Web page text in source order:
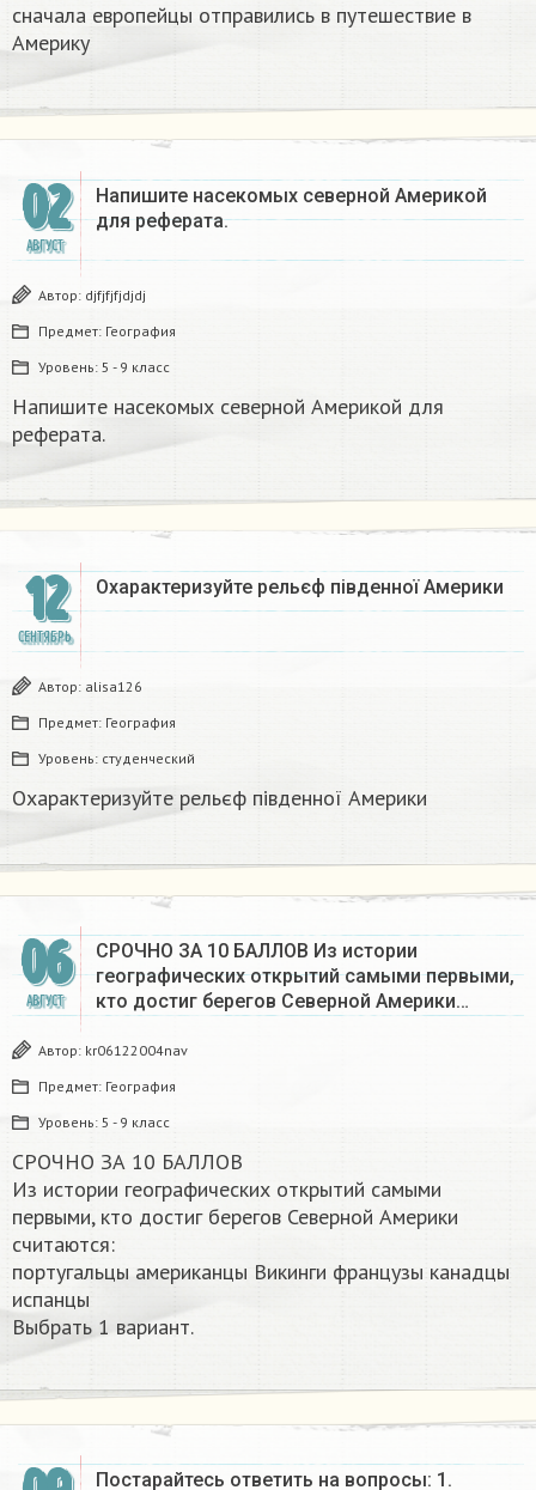
сначала европейцы отправились в путешествие в
Америку​
02
АВГУСТ
Напишите насекомых северной Америкой
для реферата.
Автор: djfjfjfjdjdj
Предмет: География
Уровень: 5 - 9 класс
Напишите насекомых северной Америкой для
реферата.
12
СЕНТЯБРЬ
Охарактеризуйте рельєф південної Америки​
Автор: alisa126
Предмет: География
Уровень: студенческий
Охарактеризуйте рельєф південної Америки​
06
АВГУСТ
СРОЧНО ЗА 10 БАЛЛОВ Из истории
географических открытий самыми первыми,
кто достиг берегов Северной Америки…
Автор: kr06122004nav
Предмет: География
Уровень: 5 - 9 класс
СРОЧНО ЗА 10 БАЛЛОВ
Из истории географических открытий самыми
первыми, кто достиг берегов Северной Америки
считаются:
португальцы американцы Викинги французы канадцы
испанцы
Выбрать 1 вариант.​
Постарайтесь ответить на вопросы: 1.